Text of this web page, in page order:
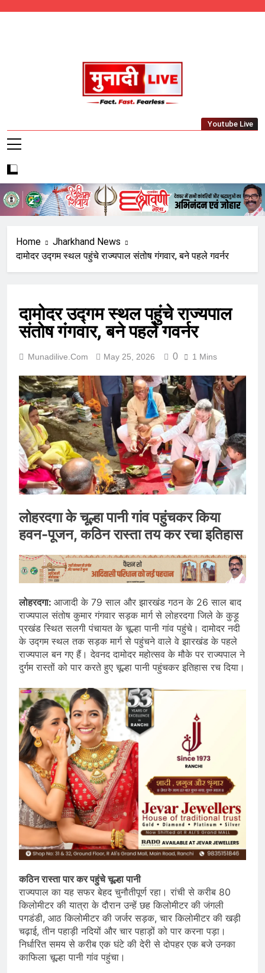
Munadi Live – Jharkhand's Leading Local
Youtube Live
Home
Jharkhand News
दामोदर उद्गम स्थल पहुंचे राज्यपाल संतोष गंगवार, बने पहले गवर्नर
दामोदर उद्गम स्थल पहुंचे राज्यपाल
संतोष गंगवार, बने पहले गवर्नर
Munadilive.com May 25, 2026 0 1 Mins
लोहरदगा के चूल्हा पानी गांव पहुंचकर किया
हवन-पूजन, कठिन रास्ता तय कर रचा इतिहास
लोहरदगा: आजादी के 79 साल और झारखंड गठन के 26 साल बाद
राज्यपाल संतोष कुमार गंगवार सड़क मार्ग से लोहरदगा जिले के कुड़ू
प्रखंड स्थित सलगी पंचायत के चूल्हा पानी गांव पहुंचे। दामोदर नदी
के उद्गम स्थल तक सड़क मार्ग से पहुंचने वाले वे झारखंड के पहले
राज्यपाल बन गए हैं। देवनद दामोदर महोत्सव के मौके पर राज्यपाल ने
दुर्गम रास्तों को पार करते हुए चूल्हा पानी पहुंचकर इतिहास रच दिया।
कठिन रास्ता पार कर पहुंचे चूल्हा पानी
राज्यपाल का यह सफर बेहद चुनौतीपूर्ण रहा। रांची से करीब 80
किलोमीटर की यात्रा के दौरान उन्हें छह किलोमीटर की जंगली
पगडंडी, आठ किलोमीटर की जर्जर सड़क, चार किलोमीटर की खड़ी
चढ़ाई, तीन पहाड़ी नदियों और चार पहाड़ों को पार करना पड़ा।
निर्धारित समय से करीब एक घंटे की देरी से दोपहर एक बजे उनका
काफिला चूल्हा पानी गांव पहुंचा।